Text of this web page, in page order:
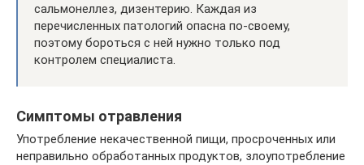
сальмонеллез, дизентерию. Каждая из
перечисленных патологий опасна по-своему,
поэтому бороться с ней нужно только под
контролем специалиста.
Симптомы отравления
Употребление некачественной пищи, просроченных или
неправильно обработанных продуктов, злоупотребление